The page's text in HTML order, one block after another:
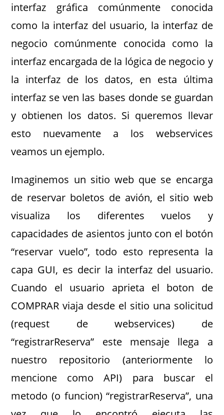
interfaz gráfica comúnmente conocida
como la interfaz del usuario, la interfaz de
negocio comúnmente conocida como la
interfaz encargada de la lógica de negocio y
la interfaz de los datos, en esta última
interfaz se ven las bases donde se guardan
y obtienen los datos. Si queremos llevar
esto nuevamente a los webservices
veamos un ejemplo.
Imaginemos un sitio web que se encarga
de reservar boletos de avión, el sitio web
visualiza los diferentes vuelos y
capacidades de asientos junto con el botón
“reservar vuelo”, todo esto representa la
capa GUI, es decir la interfaz del usuario.
Cuando el usuario aprieta el boton de
COMPRAR viaja desde el sitio una solicitud
(request de webservices) de
“registrarReserva” este mensaje llega a
nuestro repositorio (anteriormente lo
mencione como API) para buscar el
metodo (o funcion) “registrarReserva”, una